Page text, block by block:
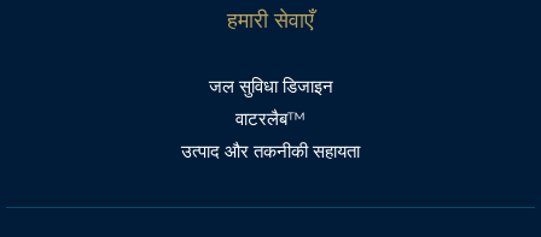
हमारी सेवाएँ
जल सुविधा डिजाइन
वाटरलैब™
उत्पाद और तकनीकी सहायता